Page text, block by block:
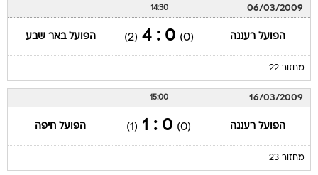
06/03/2009
14:30
הפועל רעננה (0)
0 : 4
(2) הפועל באר שבע
מחזור 22
16/03/2009
15:00
הפועל רעננה (0)
0 : 1
(1) הפועל חיפה
מחזור 23